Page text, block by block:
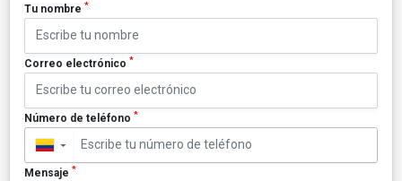
Tu nombre *
Correo electrónico *
Número de teléfono *
▼
Mensaje *